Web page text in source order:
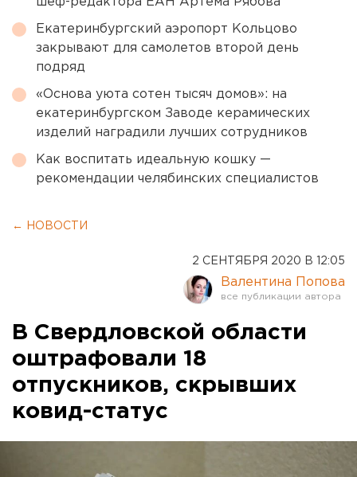
Екатеринбургский аэропорт Кольцово
закрывают для самолетов второй день
подряд
«Основа уюта сотен тысяч домов»: на
екатеринбургском Заводе керамических
изделий наградили лучших сотрудников
Как воспитать идеальную кошку —
рекомендации челябинских специалистов
← НОВОСТИ
2 СЕНТЯБРЯ 2020 В 12:05
Валентина Попова
В Свердловской области
оштрафовали 18
отпускников, скрывших
ковид-статус